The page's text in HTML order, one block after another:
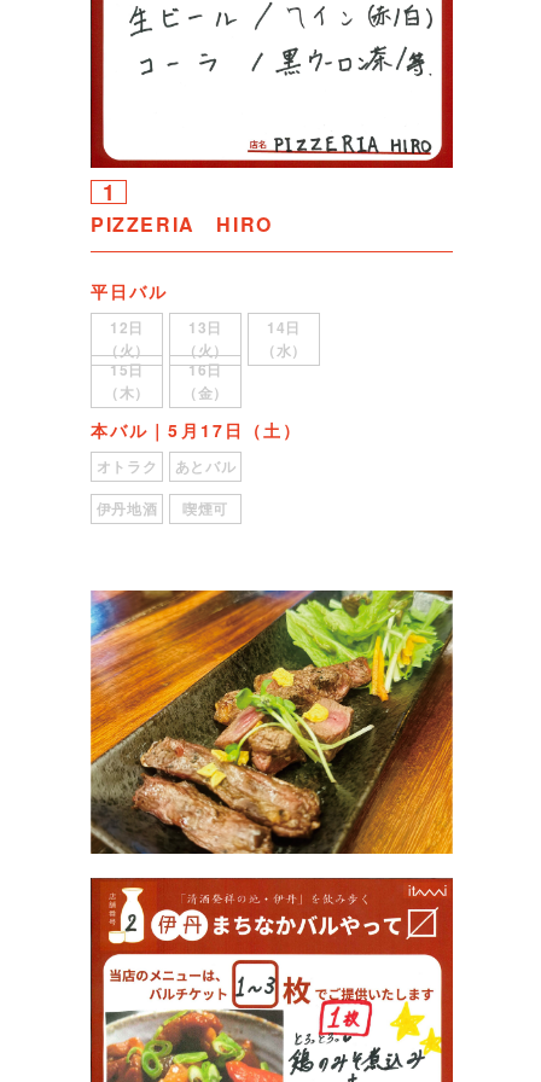
1
PIZZERIA HIRO
平日バル
12日
（火）
13日
（火）
14日
（水）
15日
（木）
16日
（金）
本バル｜5月17日（土）
オトラク
あとバル
伊丹地酒
喫煙可